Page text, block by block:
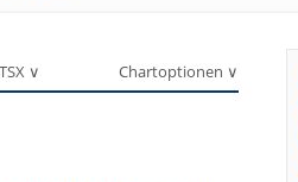
∨ Chartoptionen ∨